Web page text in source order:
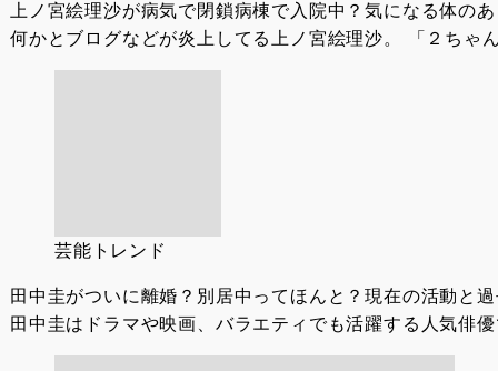
上ノ宮絵理沙が病気で閉鎖病棟で入院中？気になる体の
何かとブログなどが炎上してる上ノ宮絵理沙。 「２ちゃ
芸能トレンド
田中圭がついに離婚？別居中ってほんと？現在の活動と
田中圭はドラマや映画、バラエティでも活躍する人気俳